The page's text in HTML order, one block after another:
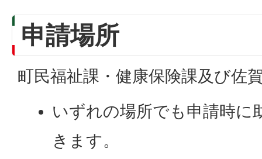
申請場所
町民福祉課・健康保険課及び佐
いずれの場所でも申請時に
きます。